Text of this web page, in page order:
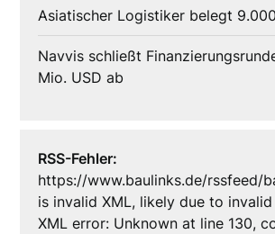
Asiatischer Logistiker belegt
Navvis schließt
Mio. USD ab
RSS-Fehler:
https://www.baulinks.de/rssfeed/
is invalid XML, likely due to
XML error: Unknown at line 130,